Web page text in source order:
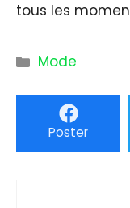
tous les
Catégories
Mode
Poster